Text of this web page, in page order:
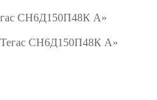
СН6Д150П48К А»